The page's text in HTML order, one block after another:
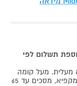
תשלום לפי
מעלית. מעל קומה
ב' 40-50 ₪ למוצר לבן, 60-80 ₪ למקרר/מקפיא, מסכים עד 65